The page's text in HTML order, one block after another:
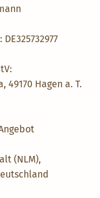
49170 Hagen a. T.
(NLM),